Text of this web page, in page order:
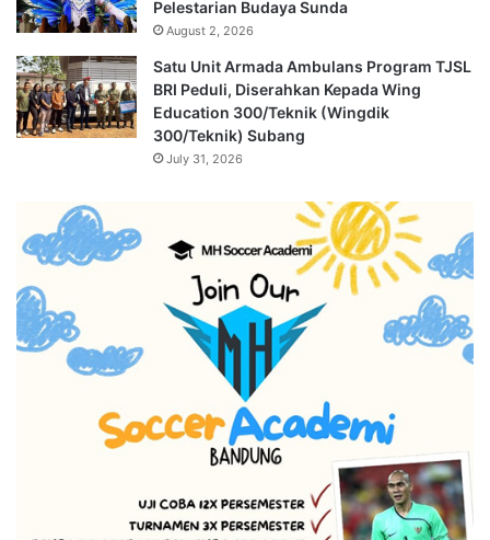
Pelestarian Budaya Sunda
August 2, 2026
Satu Unit Armada Ambulans Program TJSL
BRI Peduli, Diserahkan Kepada Wing
Education 300/Teknik (Wingdik
300/Teknik) Subang
July 31, 2026